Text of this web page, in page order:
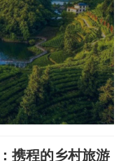
携程的乡村旅游